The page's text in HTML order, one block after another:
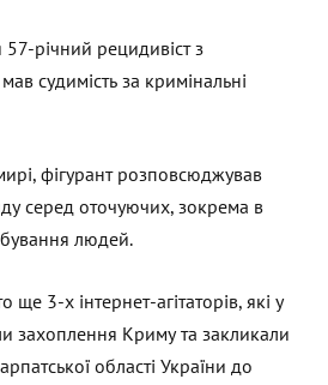
річний рецидивіст з
судимість за кримінальні
фігурант розповсюджував
серед оточуючих, зокрема в
людей.
ще 3-х інтернет-агітаторів, які у
захоплення Криму та закликали
області України до